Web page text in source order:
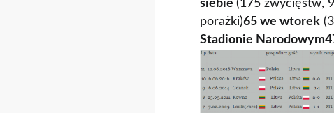
siebie (175 zwycięstw,
porażki)65 we wtorek
Stadionie Narodowym